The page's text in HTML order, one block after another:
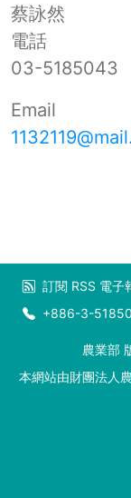
蔡詠然
電話
03-5185043
Email
訂閱 RSS 電子
+886-3-
農業部
本網站由財團法人